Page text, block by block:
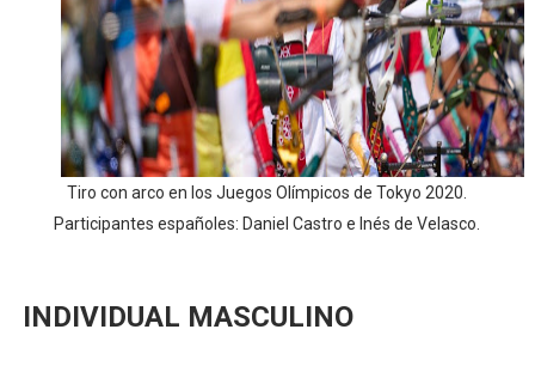
Athletes Unlimited Softball League 2026 - Las Utah
Mundial de piragüismo slalom 2026 (Oklahoma City,
Tour de Francia masculino 2026 - Tadej Pogacar
Mundial de Fórmula 1 2026 - Lando Norris consigue
Tiro con arco en los Juegos Olímpicos de Tokyo 2020.
Participantes españoles: Daniel Castro e Inés de Velasco.
INDIVIDUAL MASCULINO